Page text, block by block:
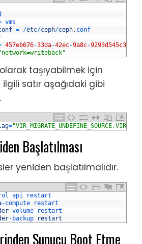
vms
= /etc/ceph/ceph. conf
457eb676-33da-42ec-9a8c-9293d545c337
taşıyabilmek için
satır aşağıdaki gibi
=
Başlatılması
yeniden başlatılmalıdır.
api
restart
-compute
restart
-volume
restart
- backup restart
Sunucu Boot Etme